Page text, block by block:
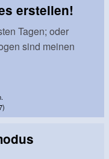
erstellen!
Tagen; oder
sind meinen